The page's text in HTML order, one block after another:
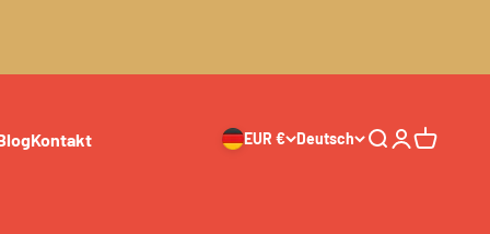
Kontakt EUR € Deutsch SucheAnmelden